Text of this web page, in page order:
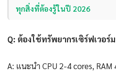
ทุกสิ่งที่ต้องรู้ในปี 2026
Q: ต้องใช้ทรัพยากรเซิร์ฟเวอร์
A: แนะนำ CPU 2-4 cores, RAM